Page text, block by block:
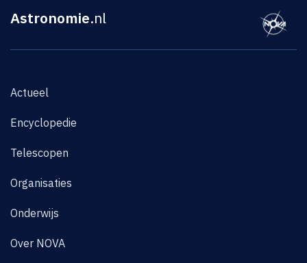
Astronomie.nl
Actueel
Encyclopedie
Telescopen
Organisaties
Onderwijs
Over NOVA